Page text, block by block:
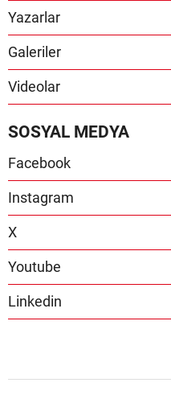
Yazarlar
Galeriler
Videolar
SOSYAL MEDYA
Facebook
Instagram
X
Youtube
Linkedin